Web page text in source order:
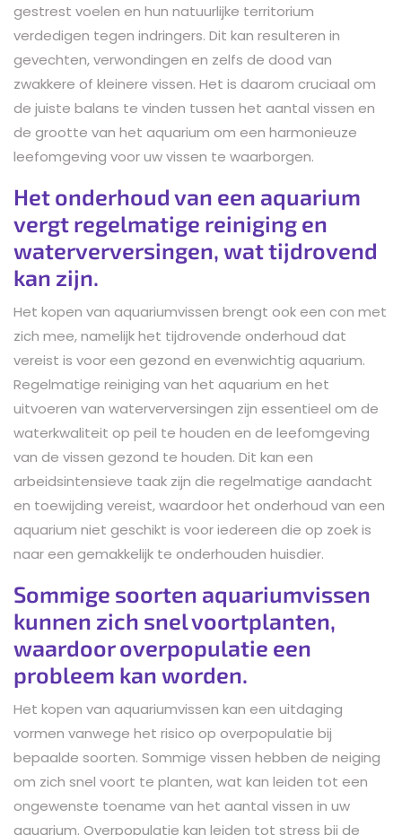
gestrest voelen en hun natuurlijke territorium
verdedigen tegen indringers. Dit kan resulteren in
gevechten, verwondingen en zelfs de dood van
zwakkere of kleinere vissen. Het is daarom cruciaal om
de juiste balans te vinden tussen het aantal vissen en
de grootte van het aquarium om een harmonieuze
leefomgeving voor uw vissen te waarborgen.
Het onderhoud van een aquarium
vergt regelmatige reiniging en
waterverversingen, wat tijdrovend
kan zijn.
Het kopen van aquariumvissen brengt ook een con met
zich mee, namelijk het tijdrovende onderhoud dat
vereist is voor een gezond en evenwichtig aquarium.
Regelmatige reiniging van het aquarium en het
uitvoeren van waterverversingen zijn essentieel om de
waterkwaliteit op peil te houden en de leefomgeving
van de vissen gezond te houden. Dit kan een
arbeidsintensieve taak zijn die regelmatige aandacht
en toewijding vereist, waardoor het onderhoud van een
aquarium niet geschikt is voor iedereen die op zoek is
naar een gemakkelijk te onderhouden huisdier.
Sommige soorten aquariumvissen
kunnen zich snel voortplanten,
waardoor overpopulatie een
probleem kan worden.
Het kopen van aquariumvissen kan een uitdaging
vormen vanwege het risico op overpopulatie bij
bepaalde soorten. Sommige vissen hebben de neiging
om zich snel voort te planten, wat kan leiden tot een
ongewenste toename van het aantal vissen in uw
aquarium. Overpopulatie kan leiden tot stress bij de